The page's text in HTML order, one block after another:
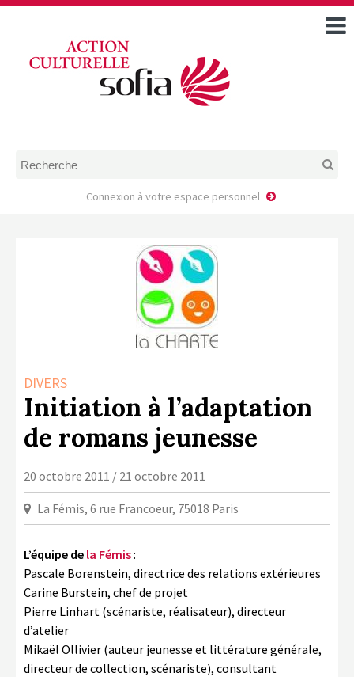
DOSSIERS DE DEMANDE
LA CULTURE AVEC LA COPIE
PRIVÉE
CONTACTS
Connexion à votre espace personnel
DIVERS
Initiation à l’adaptation
de romans jeunesse
20 octobre 2011 / 21 octobre 2011
La Fémis, 6 rue Francoeur, 75018 Paris
L’équipe de la Fémis:
Pascale Borenstein, directrice des relations extérieures
Carine Burstein, chef de projet
Pierre Linhart (scénariste, réalisateur), directeur
d’atelier
Mikaël Ollivier (auteur jeunesse et littérature générale,
directeur de collection, scénariste), consultant